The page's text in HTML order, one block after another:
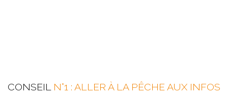
CONSEILN°1 : ALLER À LA PÊCHE AUX INFOS